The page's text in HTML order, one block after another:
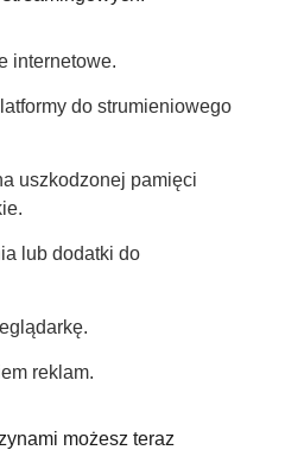
internetowe.
do strumieniowego
uszkodzonej pamięci
lub dodatki do
reklam.
możesz teraz